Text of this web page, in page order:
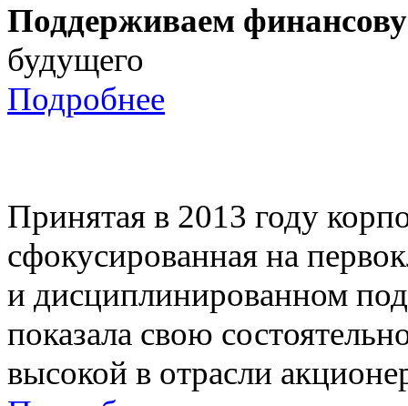
Поддерживаем
будущего
Подробнее
Принятая в 2013 году
сфокусированная на
и дисциплинированном
показала свою
высокой в отрасли